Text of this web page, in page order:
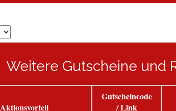
Weitere Gutscheine und
Aktionsvorteil
Gutscheincode
/ Link